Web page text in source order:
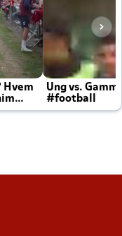
Hvem
Ung vs.
#football